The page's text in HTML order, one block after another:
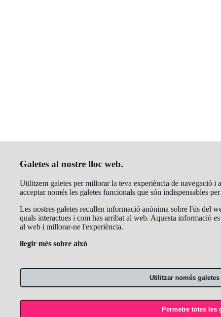
Galetes al nostre lloc web.
Utilitzem galetes per millorar la teva experiència de navegació i
acceptar només les galetes funcionals que són indispensables
Les nostres galetes recullen informació anònima sobre l'ús del
quals interactues i com has arribat al web. Aquesta informació
al web i millorar-ne l'experiència.
llegir més sobre això
Utilitzar només
Permetre totes les